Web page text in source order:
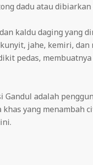
dadu atau dibiarkan
kaldu daging yang
jahe, kemiri,
pedas,
adalah
yang menambah